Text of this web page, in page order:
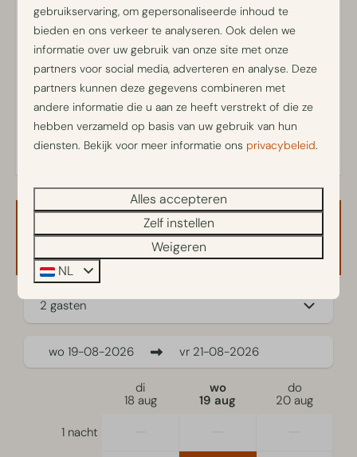
gebruikt.
Let op: de hottub heeft geen bubbelfunctie.
De sauna heeft 1 à 2 uur nodig om op te warmen.
Instructies staan in de Berkenrhode-app.
De buiten openhaard is een sierhaard en mag niet
worden gebruikt.
De tuin is omheind met hekwerk van circa 90 cm hoog.
Huisdieren zijn toegestaan, maximaal 2.
comfort- en kwaliteitsniveau is in alle gevallen gelijk.
Roken, gourmetten en fonduen zijn niet toegestaan in
de Berken Lodge met Hottub & Sauna | 6 personen.
De woning is volledig gasloos en gecertificeerd als
duurzame Eco-woning.
verband met werkactiviteiten, zijn niet toegestaan. Bij het
maken van een reservering gaat u akkoord met deze
voorwaarde. Indien blijkt dat het verblijf toch een
werkgerelateerd karakter heeft, behouden wij ons het
recht voor om de reservering te annuleren.
Energielabel:
Beschikbaarheid en prijs
2 gasten
wo 19-08-2026 vr 21-08-2026
di
18 aug
wo
19 aug
do
20 aug
1 nacht
gebruikservaring, om gepersonaliseerde inhoud te
bieden en ons verkeer te analyseren. Ook delen we
informatie over uw gebruik van onze site met onze
partners voor social media, adverteren en analyse. Deze
partners kunnen deze gegevens combineren met
andere informatie die u aan ze heeft verstrekt of die ze
hebben verzameld op basis van uw gebruik van hun
diensten. Bekijk voor meer informatie ons privacybeleid.
Alles accepteren
Zelf instellen
Weigeren
NL